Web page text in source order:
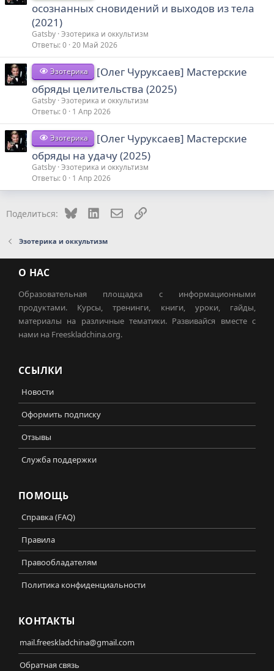
осознанных сновидений и выходов из тела
(2021)
Gatsby Эзотерика и оккультизм
Ответы 0 20 Май 2026
Эзотерика
[Олег Чуруксаев] Мастерские
обряды целительства (2025)
Gatsby Эзотерика и оккультизм
Ответы 0 1 Апр 2026
Эзотерика
[Олег Чуруксаев] Мастерские
обряды на удачу (2025)
Gatsby Эзотерика и оккультизм
Ответы 0 1 Апр 2026
Поделиться: Bluesky LinkedInЭлектронная почта
Ссылка
Эзотерика и оккультизм
О НАС
Образовательная площадка с информационными
продуктами. Курсы, тренинги, книги, уроки, гайды,
материалы на различные тематики. Развивайся вместе с
нами на Freeskladchina.org.
ССЫЛКИ
Новости
Оформить подписку
Отзывы
Служба поддержки
ПОМОЩЬ
Справка (FAQ)
Правила
Правообладателям
Политика конфиденциальности
КОНТАКТЫ
mail.freeskladchina@gmail.com
Обратная связь